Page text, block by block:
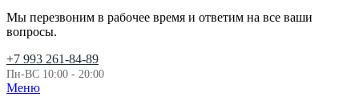
Мы перезвоним в рабочее время и ответим на все ваши
вопросы.
+7 993 261-84-89
Пн-ВС 10:00 - 20:00
Меню